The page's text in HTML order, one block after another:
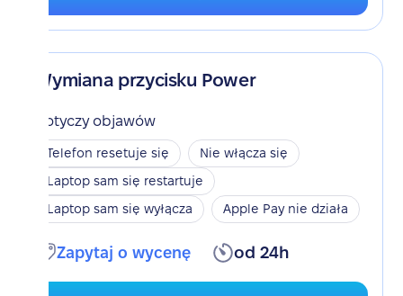
Wymiana przycisku Power
Dotyczy objawów
Telefon resetuje się
Nie włącza się
Laptop sam się restartuje
Laptop sam się wyłącza
Apple Pay nie działa
Zapytaj o wycenę od 24h